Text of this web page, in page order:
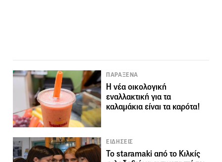
ΠΑΡΑΞΕΝΑ
Η νέα οικολογική
εναλλακτική για τα
καλαμάκια είναι τα καρότα!
ΕΙΔΗΣΕΙΣ
Το staramaki από το Κιλκίς